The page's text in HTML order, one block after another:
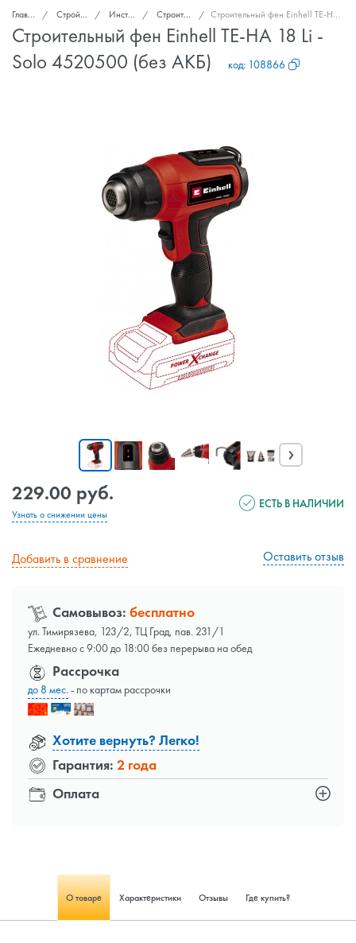
Главная Стройка и ремонт Инструмент Строительные фены Строительный фен Einhell TE-HA 18 Li - Solo 4520500 (без АКБ)
Строительный фен Einhell TE-HA 18 Li -
Solo 4520500 (без АКБ)
код: 108866
›
229.00 руб.
Узнать о снижении цены
ЕСТЬ В НАЛИЧИИ
Добавить в сравнение Оставить отзыв
Самовывоз: бесплатно
ул. Тимирязева, 123/2, ТЦ Град, пав. 231/1
Ежедневно с 9:00 до 18:00 без перерыва на обед
Оплата
Рассрочка
до 8 мес. - по картам рассрочки
Хотите вернуть? Легко!
Гарантия: 2 года
О товаре Характеристики Отзывы Где купить?